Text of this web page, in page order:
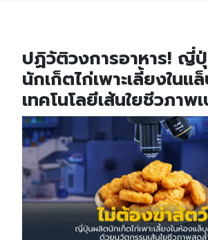
ปฏิวัติวงการอาหาร! ญี่
นักเก็ตไก่เพาะเลี้ยงในแ
เทคโนโลยีเส้นใยชีวภาพ